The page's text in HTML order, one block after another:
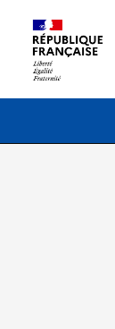
Menu principal